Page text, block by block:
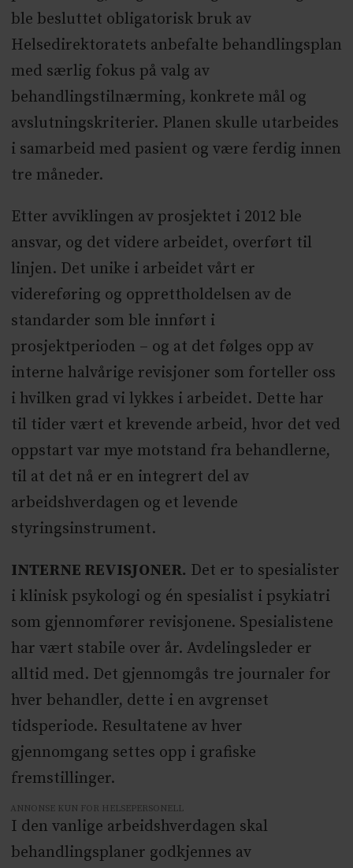
ble besluttet obligatorisk bruk av
Helsedirektoratets anbefalte behandlingsplan
med særlig fokus på valg av
behandlingstilnærming, konkrete mål og
avslutningskriterier. Planen skulle utarbeides
i samarbeid med pasient og være ferdig innen
tre måneder.
Etter avviklingen av prosjektet i 2012 ble
ansvar, og det videre arbeidet, overført til
linjen. Det unike i arbeidet vårt er
videreføring og opprettholdelsen av de
standarder som ble innført i
prosjektperioden – og at det følges opp av
interne halvårige revisjoner som forteller oss
i hvilken grad vi lykkes i arbeidet. Dette har
til tider vært et krevende arbeid, hvor det ved
oppstart var mye motstand fra behandlerne,
til at det nå er en integrert del av
arbeidshverdagen og et levende
styringsinstrument.
INTERNE REVISJONER. Det er to spesialister
i klinisk psykologi og én spesialist i psykiatri
som gjennomfører revisjonene. Spesialistene
har vært stabile over år. Avdelingsleder er
alltid med. Det gjennomgås tre journaler for
hver behandler, dette i en avgrenset
tidsperiode. Resultatene av hver
gjennomgang settes opp i grafiske
fremstillinger.
ANNONSE KUN FOR HELSEPERSONELL
I den vanlige arbeidshverdagen skal
behandlingsplaner godkjennes av